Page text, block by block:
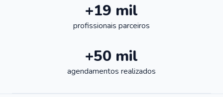
+19 mil
profissionais parceiros
+50 mil
agendamentos realizados